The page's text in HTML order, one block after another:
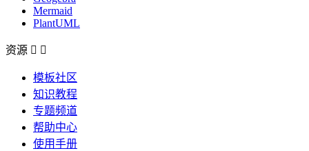
Mermaid
PlantUML
资源  
模板社区
知识教程
专题频道
帮助中心
使用手册